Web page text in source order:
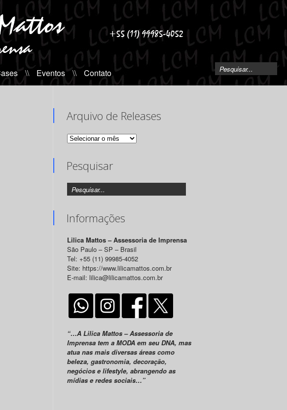
\\ Eventos \\ Contato
Arquivo de Releases
Arquivo
Pesquisar
Informações
Lilica Mattos – Assessoria de Imprensa
São Paulo – SP – Brasil
Tel: +55 (11) 99985-4052
Site: https://www.lilicamattos.com.br
E-mail: lilica@lilicamattos.com.br
“…A Lilica Mattos – Assessoria de
Imprensa tem a MODA em seu DNA, mas
atua nas mais diversas áreas como
beleza, gastronomia, decoração,
negócios e lifestyle, abrangendo as
mídias e redes sociais…”